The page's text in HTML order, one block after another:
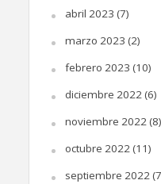
abril 2023 (7)
marzo 2023 (2)
febrero 2023 (10)
diciembre 2022(6)
noviembre 2022(8)
octubre 2022(11)
septiembre 2022